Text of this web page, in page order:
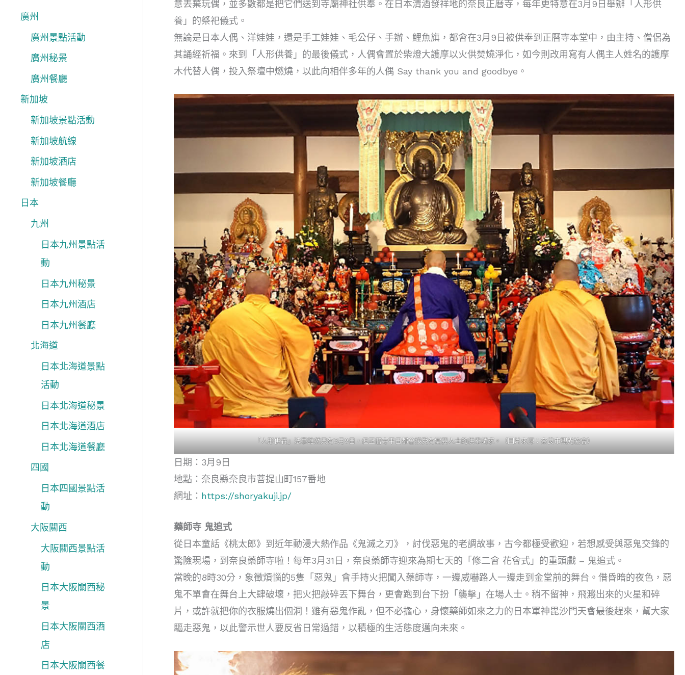
廣州
廣州景點活動
廣州秘景
廣州餐廳
新加坡
新加坡景點活動
新加坡航線
新加坡酒店
新加坡餐廳
日本
九州
日本九州景點活
動
日本九州秘景
日本九州酒店
日本九州餐廳
北海道
日本北海道景點
活動
日本北海道秘景
日本北海道酒店
日本北海道餐廳
四國
日本四國景點活
動
大阪關西
大阪關西景點活
動
日本大阪關西秘
景
日本大阪關西酒
店
日本大阪關西餐
意丟棄玩偶，並多數都是把它們送到寺廟神社供奉。在日本清酒發祥地的奈良正曆寺，每年更特意在3月9日舉辦「人形供
養」的祭祀儀式。
無論是日本人偶、洋娃娃，還是手工娃娃、毛公仔、手辦、鯉魚旗，都會在3月9日被供奉到正曆寺本堂中，由主持、僧侶為
其誦經祈福。來到「人形供養」的最後儀式，人偶會置於柴燈大護摩以火供焚燒淨化，如今則改用寫有人偶主人姓名的護摩
木代替人偶，投入祭壇中燃燒，以此向相伴多年的人偶 Say thank you and goodbye。
「人形供養」法事雖然只有3月9日，但正曆寺平日都會接受有需要人士的供奉請求。（圖片來源：奈良市觀光協會）
日期：3月9日
地點：奈良縣奈良市菩提山町157番地
網址： https://shoryakuji.jp/
藥師寺 鬼追式
從日本童話《桃太郎》到近年動漫大熱作品《鬼滅之刃》，討伐惡鬼的老調故事，古今都極受歡迎，若想感受與惡鬼交鋒的
驚險現場，到奈良藥師寺啦！每年3月31日，奈良藥師寺迎來為期七天的「修二會 花會式」的重頭戲 – 鬼追式。
當晚的8時30分，象徵煩惱的5隻「惡鬼」會手持火把闖入藥師寺，一邊威嚇路人一邊走到金堂前的舞台。借昏暗的夜色，惡
鬼不單會在舞台上大肆破壞，把火把敲碎丟下舞台，更會跑到台下扮「襲擊」在場人士。稍不留神，飛濺出來的火星和碎
片，或許就把你的衣服燒出個洞！雖有惡鬼作亂，但不必擔心，身懷藥師如來之力的日本軍神毘沙門天會最後趕來，幫大家
驅走惡鬼，以此警示世人要反省日常過錯，以積極的生活態度邁向未來。